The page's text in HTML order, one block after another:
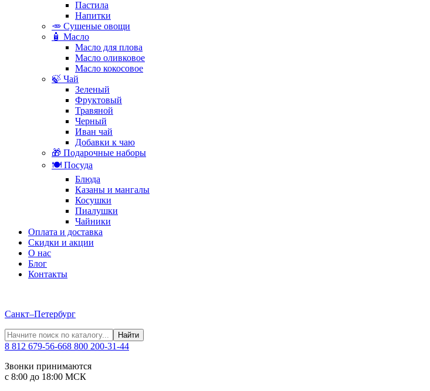
Пастила
Напитки
🥕 Сушеные овощи
🧴 Масло
Масло для плова
Масло оливковое
Масло кокосовое
🍃 Чай
Зеленый
Фруктовый
Травяной
Черный
Иван чай
Добавки к чаю
🎁 Подарочные наборы
🍽️ Посуда
Блюда
Казаны и мангалы
Косушки
Пиалушки
Чайники
Оплата и доставка
Скидки и акции
О нас
Блог
Контакты
Санкт–Петербург
Найти
8 812 679-56-668 800 200-31-44
Звонки принимаются
с 8:00 до 18:00 МСК